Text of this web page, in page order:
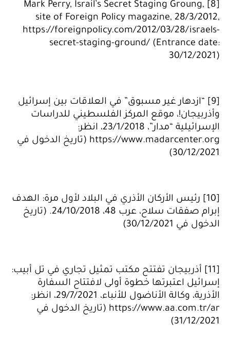
[8] Mark Perry, Israil’s Secret Staging Groung,
site of Foreign Policy magazine, 28/3/2012,
https://foreignpolicy.com/2012/03/28/israels-
secret-staging-ground/ (Entrance date:
30/12/2021)
[9] “ازدهار غير مسبوق” في العلاقات بين إسرائيل
وأذربيجان!، موقع المركز الفلسطيني للدراسات
الإسرائيلية “مدار”، 23/1/2018، انظر:
https://www.madarcenter.org (تاريخ الدخول في
30/12/2021)
[10] رئيس الأركان الأذري في البلاد لأول مرة: الهدف
إبرام صفقات سلاح، عرب 48، 24/10/2018. (تاريخ
الدخول في 30/12/2021)
[11] أذربيجان تفتتح مكتب تمثيل تجاري في تل أبيب:
إسرائيل اعتبرتها خطوة أولى لافتتاح السفارة
الأذرية، وكالة الأناضول للأنباء، 29/7/2021، انظر:
https://www.aa.com.tr/ar (تاريخ الدخول في
31/12/2021)